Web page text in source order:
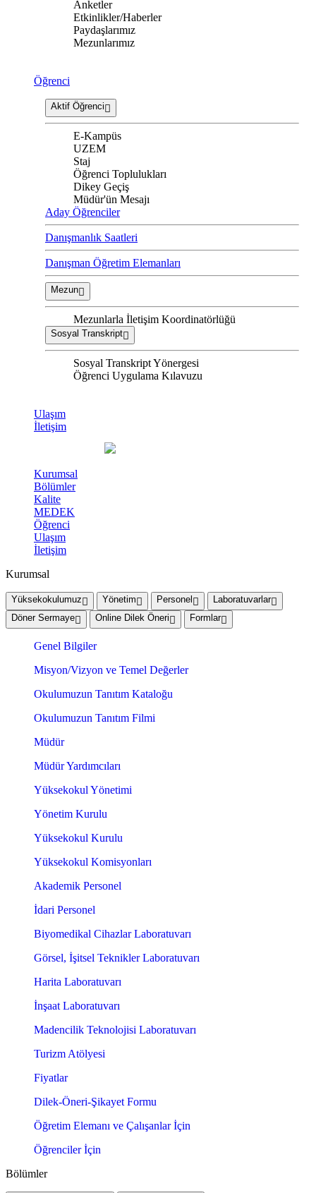
Anketler
Etkinlikler/Haberler
Paydaşlarımız
Mezunlarımız
Öğrenci
Aktif Öğrenci
E-Kampüs
UZEM
Staj
Öğrenci Toplulukları
Dikey Geçiş
Müdür'ün Mesajı
Aday Öğrenciler
Danışmanlık Saatleri
Danışman Öğretim Elemanları
Mezun
Mezunlarla İletişim Koordinatörlüğü
Sosyal Transkript
Sosyal Transkript Yönergesi
Öğrenci Uygulama Kılavuzu
Ulaşım
İletişim
Kurumsal
Bölümler
Kalite
MEDEK
Öğrenci
Ulaşım
İletişim
Kurumsal
Yüksekokulumuz Yönetim Personel
Laboratuvarlar
Döner Sermaye
Online Dilek Öneri Formlar
Genel Bilgiler
Misyon/Vizyon ve Temel Değerler
Okulumuzun Tanıtım Kataloğu
Okulumuzun Tanıtım Filmi
Müdür
Müdür Yardımcıları
Yüksekokul Yönetimi
Yönetim Kurulu
Yüksekokul Kurulu
Yüksekokul Komisyonları
Akademik Personel
İdari Personel
Biyomedikal Cihazlar Laboratuvarı
Görsel, İşitsel Teknikler Laboratuvarı
Harita Laboratuvarı
İnşaat Laboratuvarı
Madencilik Teknolojisi Laboratuvarı
Turizm Atölyesi
Fiyatlar
Dilek-Öneri-Şikayet Formu
Öğretim Elemanı ve Çalışanlar İçin
Öğrenciler İçin
Bölümler